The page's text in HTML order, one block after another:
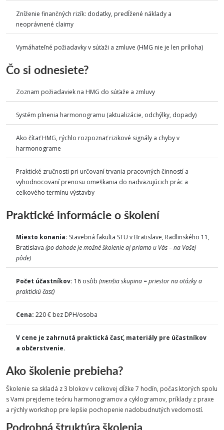
Zníženie finančných rizík: dodatky, predĺžené náklady a
neoprávnené claimy
Vymáhateľné požiadavky v súťaži a zmluve (HMG nie je len príloha)
Čo si odnesiete?
Zoznam požiadaviek na HMG do súťaže a zmluvy
Systém plnenia harmonogramu (aktualizácie, odchýlky, dopady)
Ako čítať HMG, rýchlo rozpoznať rizikové signály a chyby v
harmonograme
Praktické zručnosti pri určovaní trvania pracovných činností a
vyhodnocovaní prenosu omeškania do nadväzujúcich prác a
celkového termínu výstavby
Praktické informácie o školení
Miesto konania: Stavebná fakulta STU v Bratislave, Radlinského 11,
Bratislava (po dohode je možné školenie aj priamo u Vás – na Vašej
pôde)
Počet účastníkov: 16 osôb (menšia skupina = priestor na otázky a
praktickú časť)
Cena: 220 € bez DPH/osoba
V cene je zahrnutá praktická časť, materiály pre účastníkov
a občerstvenie.
Ako školenie prebieha?
Školenie sa skladá z 3 blokov v celkovej dĺžke 7 hodín, počas ktorých spolu
s Vami prejdeme teóriu harmonogramov a cyklogramov, príklady z praxe
a rýchly workshop pre lepšie pochopenie nadobudnutých vedomostí.